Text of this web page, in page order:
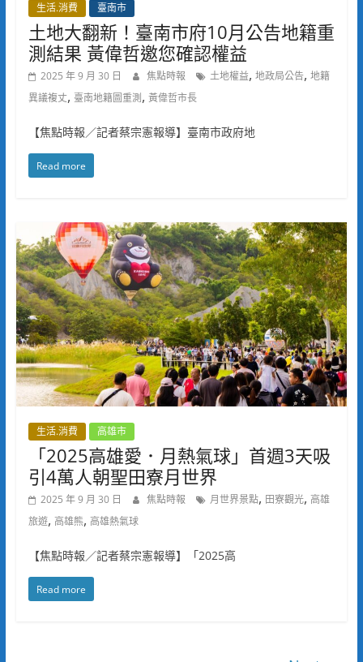
生活.消費 臺南市
土地大翻新！臺南市府10月公告地籍重
測結果 黃偉哲邀您確認權益
2025 年 9 月 30 日 焦點時報 土地權益, 地政局公告, 地籍
異議複丈, 臺南地籍圖重測 , 黃偉哲市長
【焦點時報／記者蔡宗憲報導】臺南市政府地
Read more
生活.消費 高雄市
「2025高雄愛．月熱氣球」首週3天吸
引4萬人朝聖田寮月世界
2025 年 9 月 30 日 焦點時報 月世界景點, 田寮觀光, 高雄
旅遊, 高雄熊, 高雄熱氣球
【焦點時報／記者蔡宗憲報導】「2025高
Read more